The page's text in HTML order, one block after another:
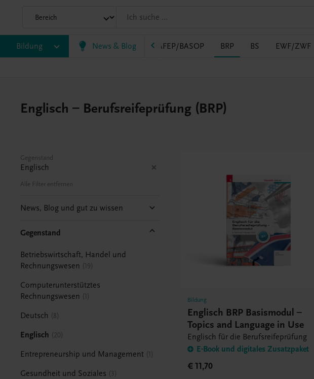
Bildung News & Blog
VS AHS BAFEP/BASOP BRP BS EWF/ZWF
Englisch – Berufsreifeprüfung (BRP)
Gegenstand
Englisch
Alle Filter entfernen
News, Blog und gut zu wissen
Gegenstand
Betriebswirtschaft, Handel und
Rechnungswesen
19
Computerunterstütztes
Rechnungswesen
1
Deutsch 8
Englisch 20
Entrepreneurship und Management 1
Gesundheit und Soziales 3
Bildung
Englisch BRP Basismodul –
Topics and Language in Use
Englisch für die Berufsreifeprüfung
E-Book und digitales Zusatzpaket
€ 11,70